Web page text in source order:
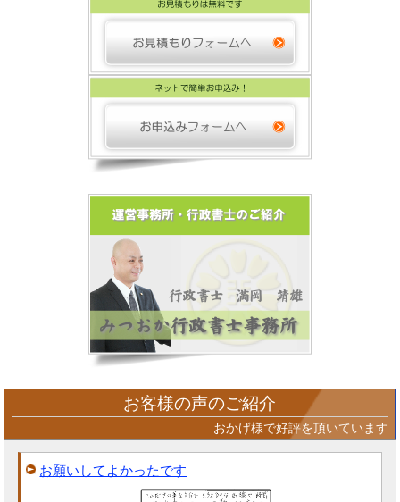
お客様の声のご紹介
おかげ様で好評を頂いています
お願いしてよかったです